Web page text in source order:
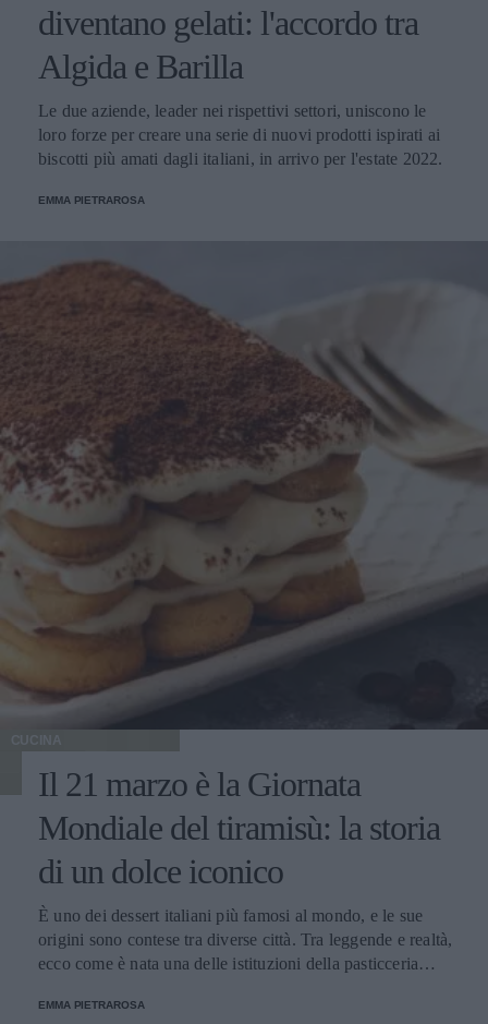
diventano gelati: l'accordo tra
Algida e Barilla
Le due aziende, leader nei rispettivi settori, uniscono le
loro forze per creare una serie di nuovi prodotti ispirati ai
biscotti più amati dagli italiani, in arrivo per l'estate 2022.
EMMA PIETRAROSA
CUCINA
Il 21 marzo è la Giornata
Mondiale del tiramisù: la storia
di un dolce iconico
È uno dei dessert italiani più famosi al mondo, e le sue
origini sono contese tra diverse città. Tra leggende e realtà,
ecco come è nata una delle istituzioni della pasticceria
EMMA PIETRAROSA